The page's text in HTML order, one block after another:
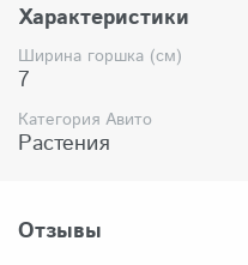
по России
СДЭК.
Комплектация:
Растение (отправляется
системой, это норма для
Характеристики
Ширина горшка (см)
7
Категория Авито
Растения
Отзывы